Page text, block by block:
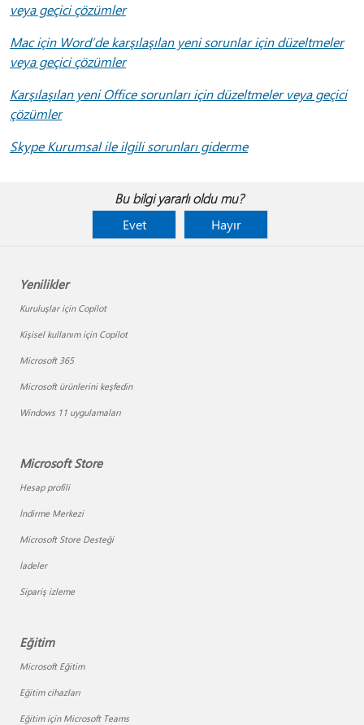
veya geçici çözümler
Mac için Word’de karşılaşılan yeni sorunlar için düzeltmeler
veya geçici çözümler
Karşılaşılan yeni Office sorunları için düzeltmeler veya geçici
çözümler
Skype Kurumsal ile ilgili sorunları giderme
Bu bilgi yararlı oldu mu?
Evet
Hayır
Yenilikler
Kuruluşlar için Copilot
Kişisel kullanım için Copilot
Microsoft 365
Microsoft ürünlerini keşfedin
Windows 11 uygulamaları
Microsoft Store
Hesap profili
İndirme Merkezi
Microsoft Store Desteği
İadeler
Sipariş izleme
Eğitim
Microsoft Eğitim
Eğitim cihazları
Eğitim için Microsoft Teams